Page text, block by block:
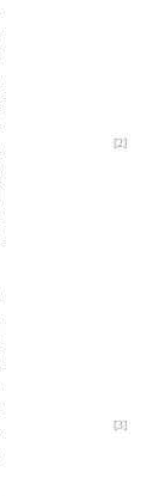
[2]
[3]